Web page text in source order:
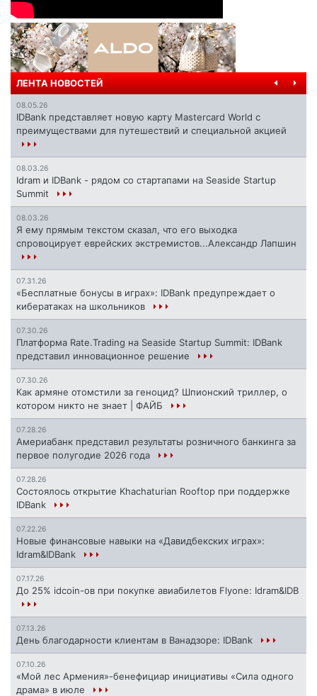
ЛЕНТА НОВОСТЕЙ
08.05.26
IDBank представляет новую карту Mastercard World с
преимуществами для путешествий и специальной акцией
08.03.26
Idram и IDBank - рядом со стартапами на Seaside Startup
Summit
08.03.26
Я ему прямым текстом сказал, что его выходка
спровоцирует еврейских экстремистов...Александр Лапшин
07.31.26
«Бесплатные бонусы в играх»: IDBank предупреждает о
кибератаках на школьников
07.30.26
Платформа Rate.Trading на Seaside Startup Summit: IDBank
представил инновационное решение
07.30.26
Как армяне отомстили за геноцид? Шпионский триллер, о
котором никто не знает | ФАЙБ
07.28.26
Америабанк представил результаты розничного банкинга за
первое полугодие 2026 года
07.28.26
Состоялось открытие Khachaturian Rooftop при поддержке
IDBank
07.22.26
Новые финансовые навыки на «Давидбекских играх»:
Idram&IDBank
07.17.26
До 25% idcoin-ов при покупке авиабилетов Flyone: Idram&IDB
07.13.26
День благодарности клиентам в Ванадзоре: IDBank
07.10.26
«Мой лес Армения»-бенефициар инициативы «Сила одного
драма» в июле